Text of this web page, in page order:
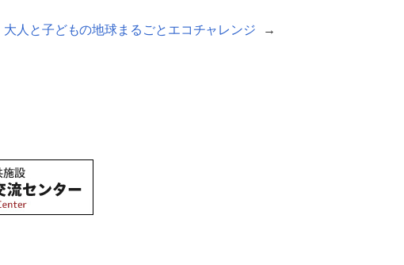
大人と子どもの地球まるごとエコチャレンジ →